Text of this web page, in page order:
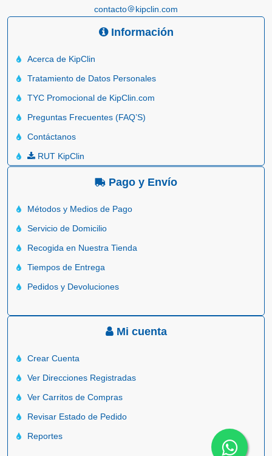
contacto
kipclin.com
Información
Acerca de KipClin
Tratamiento de Datos Personales
TYC Promocional de KipClin.com
Preguntas Frecuentes (FAQ’S)
Contáctanos
RUT KipClin
Pago y Envío
Métodos y Medios de Pago
Servicio de Domicilio
Recogida en Nuestra Tienda
Tiempos de Entrega
Pedidos y Devoluciones
Mi cuenta
Crear Cuenta
Ver Direcciones Registradas
Ver Carritos de Compras
Revisar Estado de Pedido
Reportes